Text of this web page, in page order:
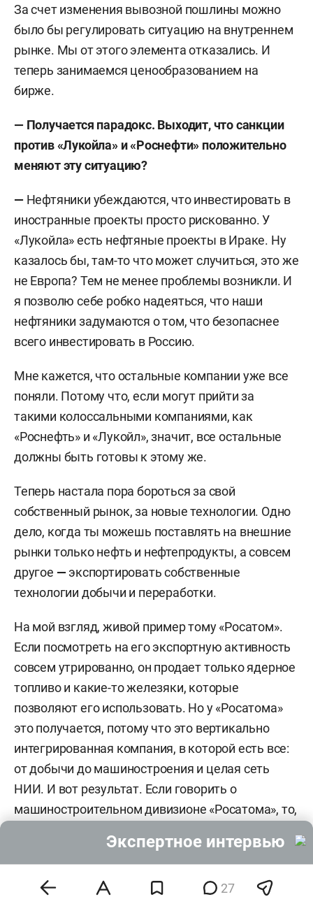
За счет изменения вывозной пошлины можно
было бы регулировать ситуацию на внутреннем
рынке. Мы от этого элемента отказались. И
теперь занимаемся ценообразованием на
бирже.
— Получается парадокс. Выходит, что санкции
против «Лукойла» и «Роснефти» положительно
меняют эту ситуацию?
— Нефтяники убеждаются, что инвестировать в
иностранные проекты просто рискованно. У
«Лукойла» есть нефтяные проекты в Ираке. Ну
казалось бы, там-то что может случиться, это же
не Европа? Тем не менее проблемы возникли. И
я позволю себе робко надеяться, что наши
нефтяники задумаются о том, что безопаснее
всего инвестировать в Россию.
Мне кажется, что остальные компании уже все
поняли. Потому что, если могут прийти за
такими колоссальными компаниями, как
«Роснефть» и «Лукойл», значит, все остальные
должны быть готовы к этому же.
Теперь настала пора бороться за свой
собственный рынок, за новые технологии. Одно
дело, когда ты можешь поставлять на внешние
рынки только нефть и нефтепродукты, а совсем
другое — экспортировать собственные
технологии добычи и переработки.
На мой взгляд, живой пример тому «Росатом».
Если посмотреть на его экспортную активность
совсем утрированно, он продает только ядерное
топливо и какие-то железяки, которые
позволяют его использовать. Но у «Росатома»
это получается, потому что это вертикально
интегрированная компания, в которой есть все:
от добычи до машиностроения и целая сеть
НИИ. И вот результат. Если говорить о
машиностроительном дивизионе «Росатома», то,
подлежит масштабированию.
Внутри холдинга отсутствует НДС. НДС платится
27
Экспертное интервью